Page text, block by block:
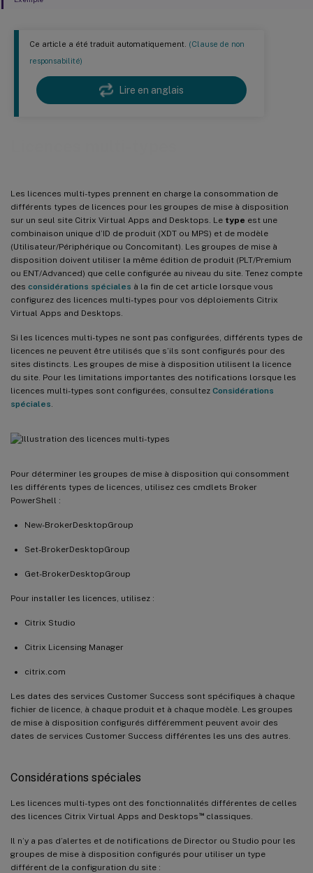
Ce article a été traduit automatiquement. (Clause de non
responsabilité)
Lire en anglais
Les licences multi-types prennent en charge la consommation de
différents types de licences pour les groupes de mise à disposition
sur un seul site Citrix Virtual Apps and Desktops. Le type est une
combinaison unique d’ID de produit (XDT ou MPS) et de modèle
(Utilisateur/Périphérique ou Concomitant). Les groupes de mise à
disposition doivent utiliser la même édition de produit (PLT/Premium
ou ENT/Advanced) que celle configurée au niveau du site. Tenez compte
des considérations spéciales à la fin de cet article lorsque vous
configurez des licences multi-types pour vos déploiements Citrix
Virtual Apps and Desktops.
Si les licences multi-types ne sont pas configurées, différents types de
licences ne peuvent être utilisés que s’ils sont configurés pour des
sites distincts. Les groupes de mise à disposition utilisent la licence
du site. Pour les limitations importantes des notifications lorsque les
licences multi-types sont configurées, consultez Considérations
spéciales
Pour déterminer les groupes de mise à disposition qui consomment
les différents types de licences, utilisez ces cmdlets Broker
PowerShell :
New-BrokerDesktopGroup
Set-BrokerDesktopGroup
Get-BrokerDesktopGroup
Pour installer les licences, utilisez :
Citrix Studio
Citrix Licensing Manager
citrix.com
Les dates des services Customer Success sont spécifiques à chaque
fichier de licence, à chaque produit et à chaque modèle. Les groupes
de mise à disposition configurés différemment peuvent avoir des
dates de services Customer Success différentes les uns des autres.
Considérations spéciales
Les licences multi-types ont des fonctionnalités différentes de celles
des licences Citrix Virtual Apps and Desktops ™classiques.
Il n’y a pas d’alertes et de notifications de Director ou Studio pour les
groupes de mise à disposition configurés pour utiliser un type
différent de la configuration du site :